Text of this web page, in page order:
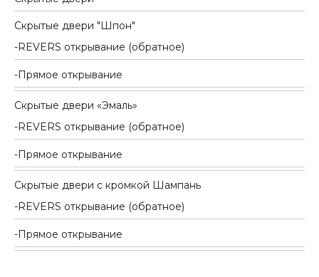
Скрытые двери "Шпон"
REVERS открывание (обратное)
Прямое открывание
Скрытые двери «Эмаль»
REVERS открывание (обратное)
Прямое открывание
Скрытые двери с кромкой Шампань
REVERS открывание (обратное)
Прямое открывание